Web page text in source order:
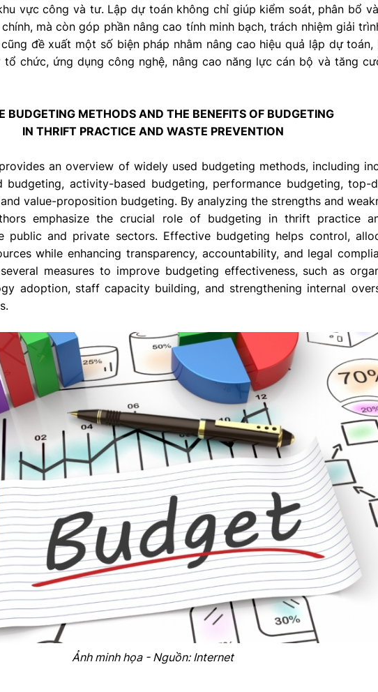
vực công và tư. Lập dự toán không chỉ giúp kiểm soát, phân bổ
mà còn góp phần nâng cao tính minh bạch, trách nhiệm giải
đề xuất một số biện pháp nhằm nâng cao hiệu quả lập dự toán,
chức, ứng dụng công nghệ, nâng cao năng lực cán bộ và tăng
BUDGETING METHODS AND THE BENEFITS OF BUDGETING
IN THRIFT PRACTICE AND WASTE PREVENTION
an overview of widely used budgeting methods, including
budgeting, activity-based budgeting, performance budgeting, top-
value-proposition budgeting. By analyzing the strengths and
emphasize the crucial role of budgeting in thrift practice
public and private sectors. Effective budgeting helps control,
while enhancing transparency, accountability, and legal
measures to improve budgeting effectiveness, such as
adoption, staff capacity building, and strengthening internal
Ảnh minh họa - Nguồn: Internet